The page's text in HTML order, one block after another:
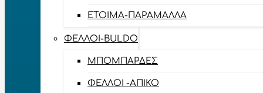
ΈΤΟΙΜΑ-ΠΑΡΆΜΑΛΛΑ
ΦΕΛΛΟΊ-BULDO
ΜΠΟΜΠΆΡΔΕΣ
ΦΕΛΛΟΊ -ΑΠΊΚΟ